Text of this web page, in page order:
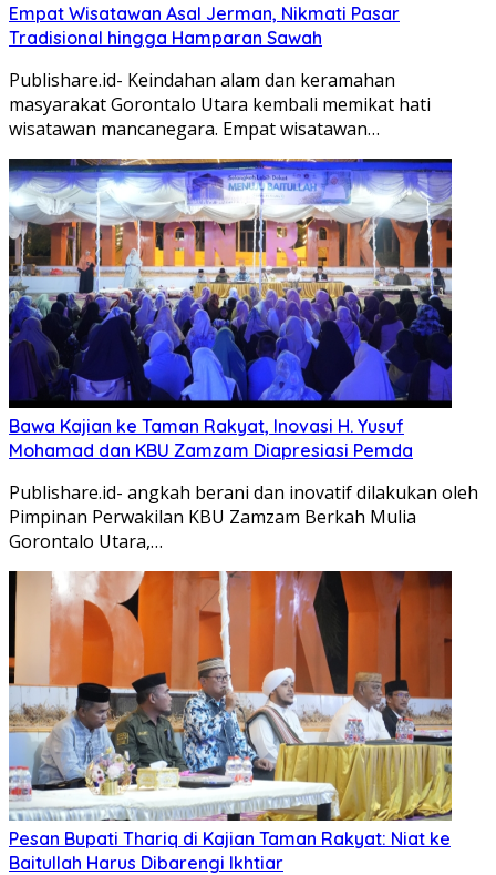
Empat Wisatawan Asal Jerman, Nikmati Pasar
Tradisional hingga Hamparan Sawah
Publishare.id- Keindahan alam dan keramahan
masyarakat Gorontalo Utara kembali memikat hati
wisatawan mancanegara. Empat wisatawan…
Bawa Kajian ke Taman Rakyat, Inovasi H. Yusuf
Mohamad dan KBU Zamzam Diapresiasi Pemda
Publishare.id- angkah berani dan inovatif dilakukan oleh
Pimpinan Perwakilan KBU Zamzam Berkah Mulia
Gorontalo Utara,…
Pesan Bupati Thariq di Kajian Taman Rakyat: Niat ke
Baitullah Harus Dibarengi Ikhtiar